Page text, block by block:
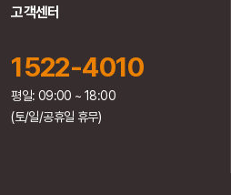
고객센터
1522-4010
평일: 09:00 ~ 18:00
(토/일/공휴일 휴무)